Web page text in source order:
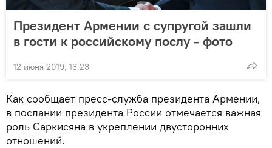
Президент Армении с супругой зашли
в гости к российскому послу - фото
12 июня 2019, 13:23
Как сообщает пресс-служба президента Армении,
в послании президента России отмечается важная
роль Саркисяна в укреплении двусторонних
отношений.